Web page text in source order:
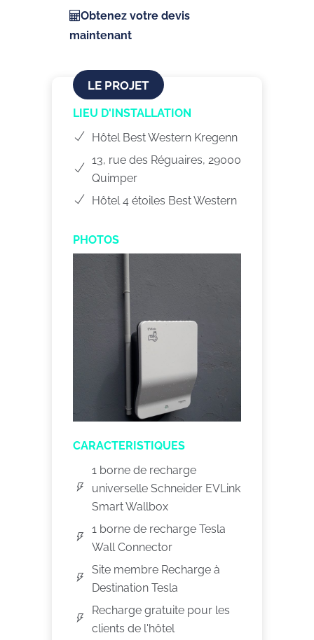
Obtenez votre devis
maintenant
LE PROJET
LIEU D'INSTALLATION
Hôtel Best Western Kregenn
13, rue des Réguaires, 29000
Quimper
Hôtel 4 étoiles Best Western
PHOTOS
CARACTERISTIQUES
1 borne de recharge
universelle Schneider EVLink
Smart Wallbox
1 borne de recharge Tesla
Wall Connector
Site membre Recharge à
Destination Tesla
Recharge gratuite pour les
clients de l'hôtel